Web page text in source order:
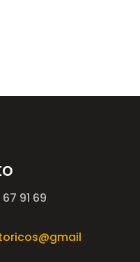
91 69